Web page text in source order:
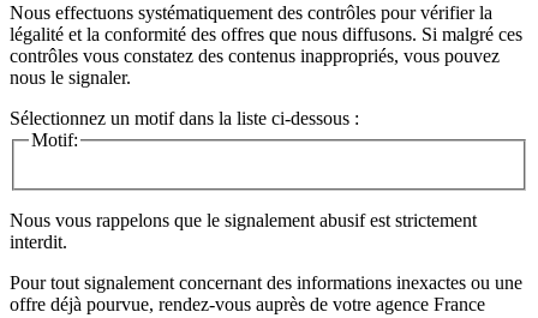
Nous effectuons systématiquement des contrôles pour vérifier la
légalité et la conformité des offres que nous diffusons. Si malgré ces
contrôles vous constatez des contenus inappropriés, vous pouvez
nous le signaler.
Sélectionnez un motif dans la liste ci-dessous :
Motif:
Nous vous rappelons que le signalement abusif est strictement
interdit.
Pour tout signalement concernant des informations inexactes ou une
offre déjà pourvue, rendez-vous auprès de votre agence France